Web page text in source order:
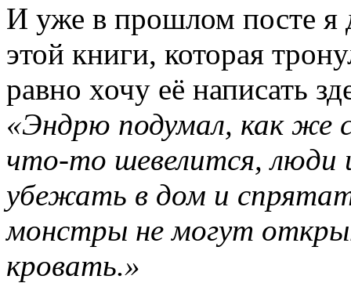
И уже в прошлом посте я
этой книги, которая
равно хочу её написать
«Эндрю подумал, как же
что-то шевелится, люди
убежать в дом и
монстры не могут
кровать.»